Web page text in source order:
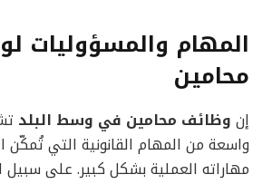
المهام والمسؤوليات
محامين
إن وظائف محامين في وسط البلد
واسعة من المهام القانونية التي
مهاراته العملية بشكل كبير. على سبيل